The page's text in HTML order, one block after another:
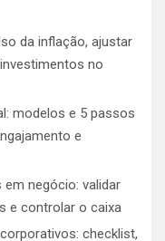
da inflação, ajustar
no
modelos e 5 passos
e
negócio: validar
e controlar o caixa
checklist,